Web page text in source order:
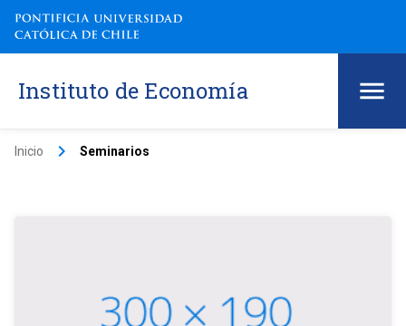
Instituto de Economía
Inicio keyboard_arrow_right Seminarios